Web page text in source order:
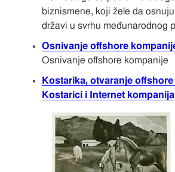
biznismene, koji žele da
državi u svrhu međunarodnog
Osnivanje offshore
Osnivanje offshore kompanije
Kostarika, otvaranje
Kostarici i Internet